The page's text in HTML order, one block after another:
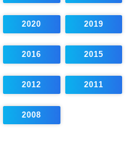
2020 2019
2016 2015
2012 2011
2008